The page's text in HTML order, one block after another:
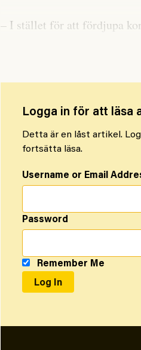
– I stället för att fördjupa
Logga in för att läsa
Detta är en låst artikel.
fortsätta läsa.
Username or Email
Password
Remember Me